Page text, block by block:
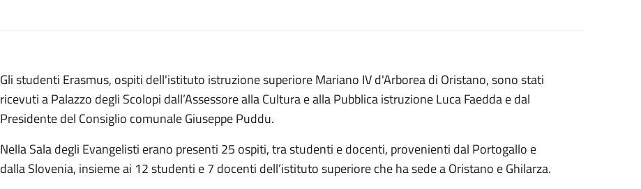
Gli studenti Erasmus, ospiti dell'istituto istruzione superiore Mariano IV d'Arborea di Oristano, sono stati
ricevuti a Palazzo degli Scolopi dall’Assessore alla Cultura e alla Pubblica istruzione Luca Faedda e dal
Presidente del Consiglio comunale Giuseppe Puddu.
Nella Sala degli Evangelisti erano presenti 25 ospiti, tra studenti e docenti, provenienti dal Portogallo e
dalla Slovenia, insieme ai 12 studenti e 7 docenti dell’istituto superiore che ha sede a Oristano e Ghilarza.